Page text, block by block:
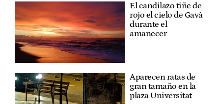
El candilazo tiñe de
rojo el cielo de Gavà
durante el
amanecer
Aparecen ratas de
gran tamaño en la
plaza Universitat